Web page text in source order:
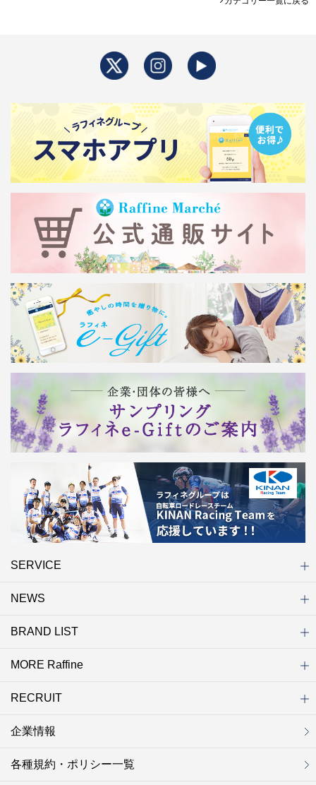
SERVICE
初めての方へ
店舗検索
キャンペーン
ラフィネ マルシェ（通販サイト）
WEB予約
よくある質問（Q&A）
サイトマップ
NEWS
ニュース一覧
お知らせ
オープン
クローズ
リニューアル
その他
BRAND LIST
ブランド一覧
ラフィネ
グランラフィネ
バダンバルー
ラフィネプリュス
プチラフィネ
整体ナチュラルボディ
トータルセラピー
フットデザイン
REFLE（リフレ）
Raffine TOKYO
ラフィネ ランニングスタイル
MORE Raffine
MORE Raffine
ラフィネのこだわり
ラフィネのひみつ
お得で便利なサービス
ラフィネギフト
ラフィネグループアスリート
RECRUIT
セラピスト採用
新卒採用
研修サイト
NOWON!!
企業情報
各種規約・ポリシー一覧